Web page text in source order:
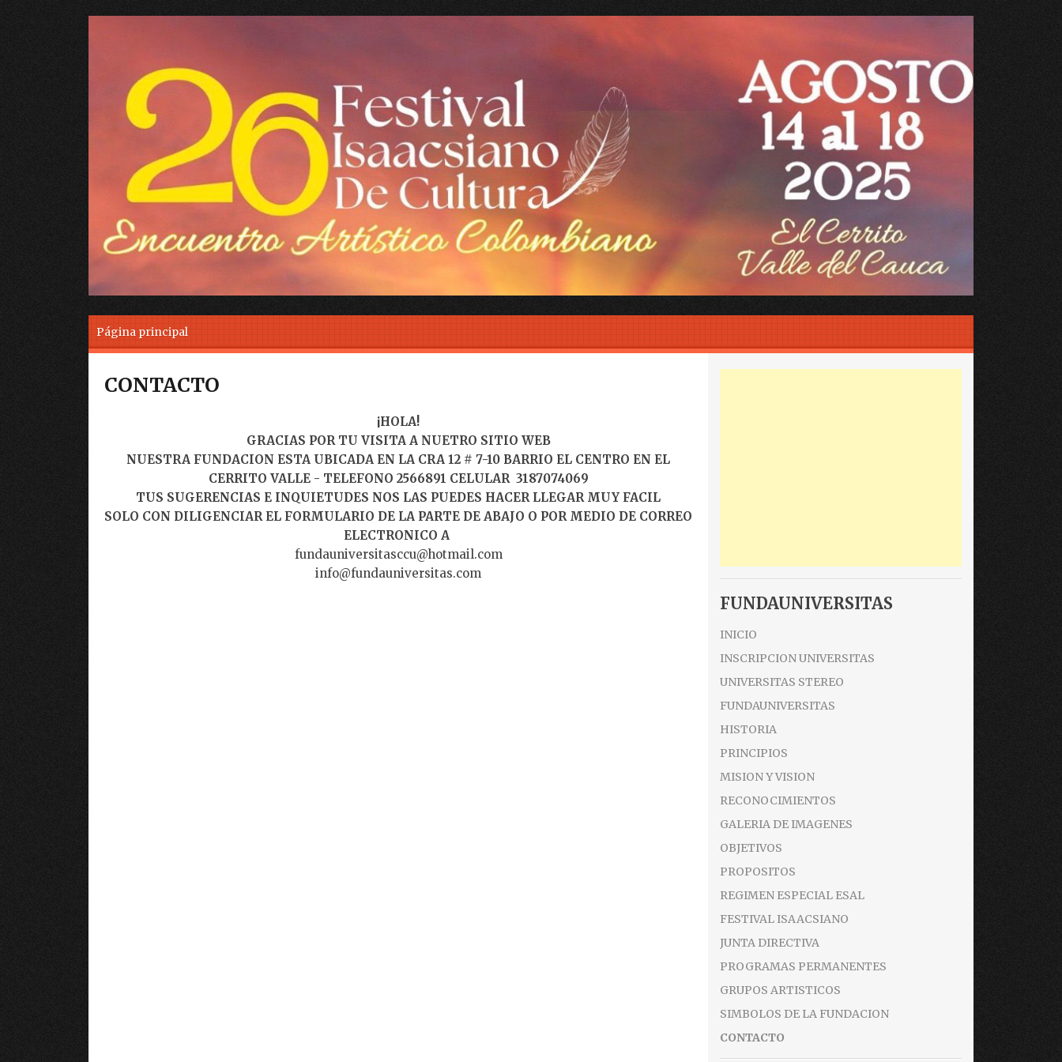
Skip to content
Página principal
CONTACTO
¡HOLA!
GRACIAS POR TU VISITA A NUETRO SITIO WEB
NUESTRA FUNDACION ESTA UBICADA EN LA CRA 12 # 7-10 BARRIO EL CENTRO EN EL
CERRITO VALLE - TELEFONO 2566891 CELULAR 3187074069
TUS SUGERENCIAS E INQUIETUDES NOS LAS PUEDES HACER LLEGAR MUY FACIL
SOLO CON DILIGENCIAR EL FORMULARIO DE LA PARTE DE ABAJO O POR MEDIO DE CORREO
ELECTRONICO A
fundauniversitasccu@hotmail.com
info@fundauniversitas.com
FUNDAUNIVERSITAS
INICIO
INSCRIPCION UNIVERSITAS
UNIVERSITAS STEREO
FUNDAUNIVERSITAS
HISTORIA
PRINCIPIOS
MISION Y VISION
RECONOCIMIENTOS
GALERIA DE IMAGENES
OBJETIVOS
PROPOSITOS
REGIMEN ESPECIAL ESAL
FESTIVAL ISAACSIANO
JUNTA DIRECTIVA
PROGRAMAS PERMANENTES
GRUPOS ARTISTICOS
SIMBOLOS DE LA FUNDACION
CONTACTO